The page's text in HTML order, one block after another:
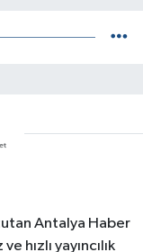
Antalya Haber
hızlı yayıncılık